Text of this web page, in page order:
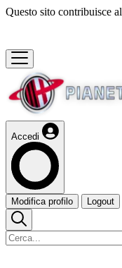
Questo sito contribuisce
Accedi
Modifica profilo Logout